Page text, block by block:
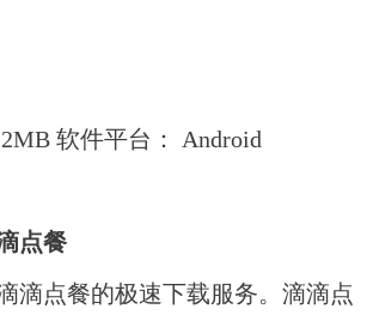
软件平台： Android
点餐
滴点餐的极速下载服务。滴滴点